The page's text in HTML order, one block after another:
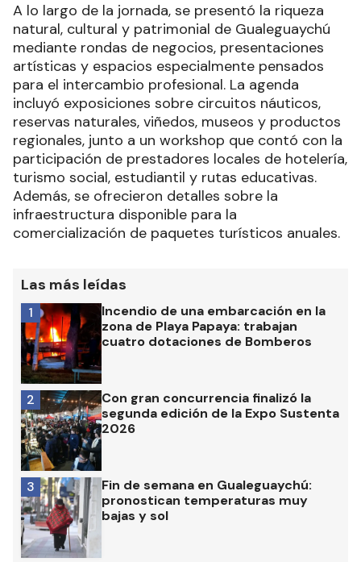
A lo largo de la jornada, se presentó la riqueza
natural, cultural y patrimonial de Gualeguaychú
mediante rondas de negocios, presentaciones
artísticas y espacios especialmente pensados
para el intercambio profesional. La agenda
incluyó exposiciones sobre circuitos náuticos,
reservas naturales, viñedos, museos y productos
regionales, junto a un workshop que contó con la
participación de prestadores locales de hotelería,
turismo social, estudiantil y rutas educativas.
Además, se ofrecieron detalles sobre la
infraestructura disponible para la
comercialización de paquetes turísticos anuales.
Las más leídas
Incendio de una embarcación en la
zona de Playa Papaya: trabajan
cuatro dotaciones de Bomberos
1
Con gran concurrencia finalizó la
segunda edición de la Expo Sustenta
2026
2
Fin de semana en Gualeguaychú:
pronostican temperaturas muy
bajas y sol
3